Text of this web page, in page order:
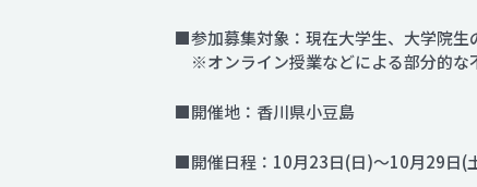
■参加募集対象：現在大学生、大学院生
※オンライン授業などによる部分的な
■開催地：香川県小豆島
■開催日程：10月23日(日)～10月29日(